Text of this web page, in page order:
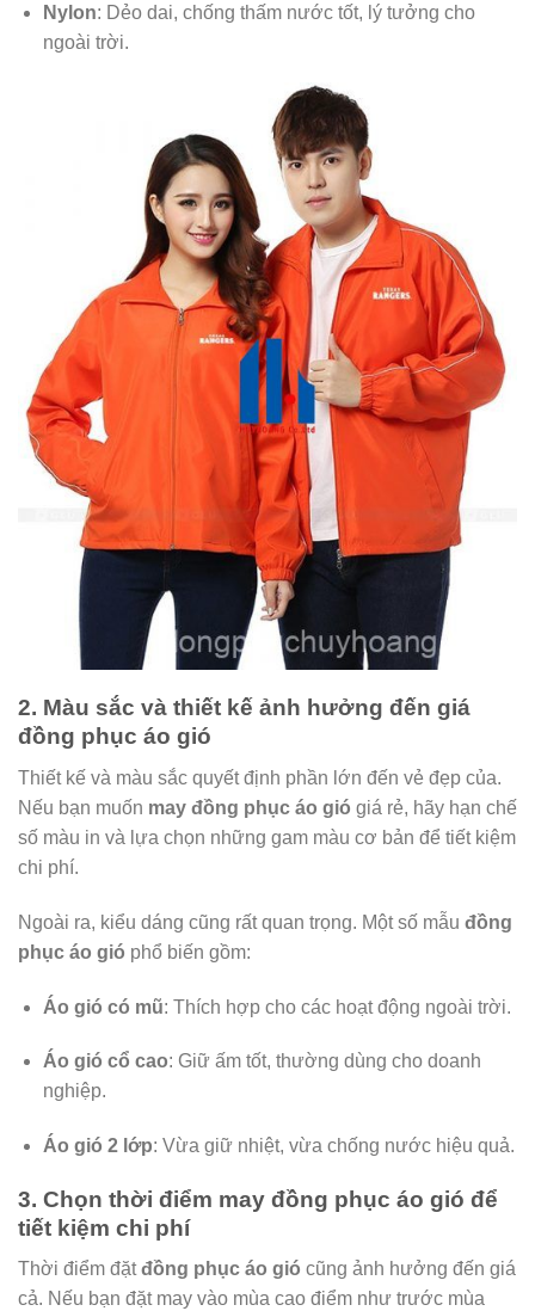
Nylon: Dẻo dai, chống thấm nước tốt, lý tưởng cho
ngoài trời.
2. Màu sắc và thiết kế ảnh hưởng đến giá
đồng phục áo gió
Thiết kế và màu sắc quyết định phần lớn đến vẻ đẹp của.
Nếu bạn muốn may đồng phục áo gió giá rẻ, hãy hạn chế
số màu in và lựa chọn những gam màu cơ bản để tiết kiệm
chi phí.
Ngoài ra, kiểu dáng cũng rất quan trọng. Một số mẫu đồng
phục áo gió phổ biến gồm:
Áo gió có mũ: Thích hợp cho các hoạt động ngoài trời.
Áo gió cổ cao: Giữ ấm tốt, thường dùng cho doanh
nghiệp.
Áo gió 2 lớp: Vừa giữ nhiệt, vừa chống nước hiệu quả.
3. Chọn thời điểm may đồng phục áo gió để
tiết kiệm chi phí
Thời điểm đặtđồng phục áo gió cũng ảnh hưởng đến giá
cả. Nếu bạn đặt may vào mùa cao điểm như trước mùa